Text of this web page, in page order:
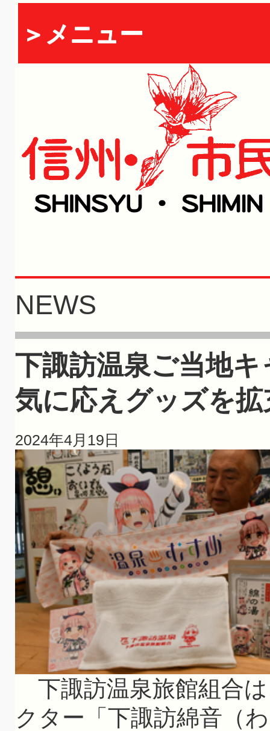
＞メニュー
NEWS
下諏訪温泉ご当地
気に応えグッズを
2024年4月19日
下諏訪温泉旅館組合
クター「下諏訪綿音（